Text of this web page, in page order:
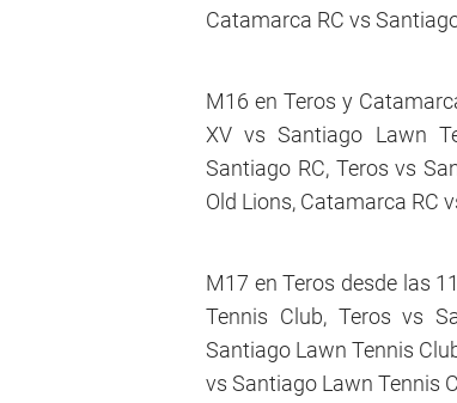
Catamarca RC vs
M16 en Teros y
XV vs Santiago Lawn
Santiago RC, Teros vs
Old Lions, Catamarca RC
M17 en Teros desde las
Tennis Club, Teros vs
Santiago Lawn Tennis
vs Santiago Lawn Tennis